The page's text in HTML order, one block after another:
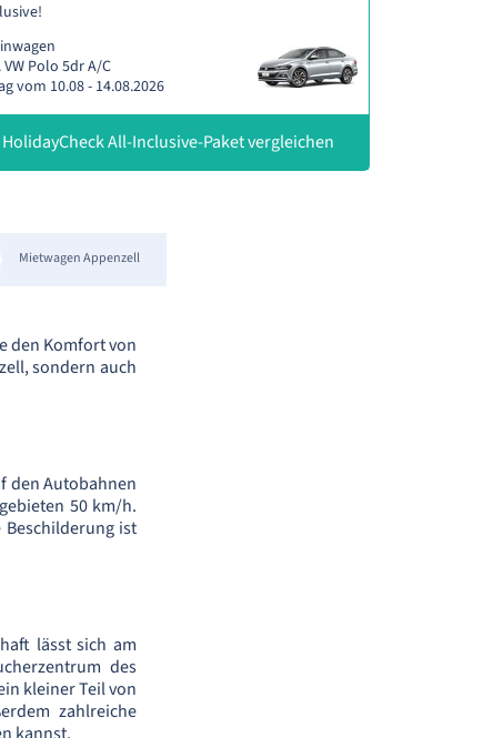
VW Polo 5dr A/C
vom 10.08 - 14.08.2026
HolidayCheck All-Inclusive-Paket vergleichen
Mietwagen Appenzell
den Komfort von
sondern auch
den Autobahnen
50 km/h.
ist
lässt sich am
des
kleiner Teil von
zahlreiche